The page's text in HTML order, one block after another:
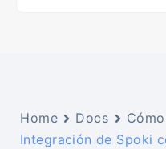
Home Docs
Cómo
Integración de Spoki